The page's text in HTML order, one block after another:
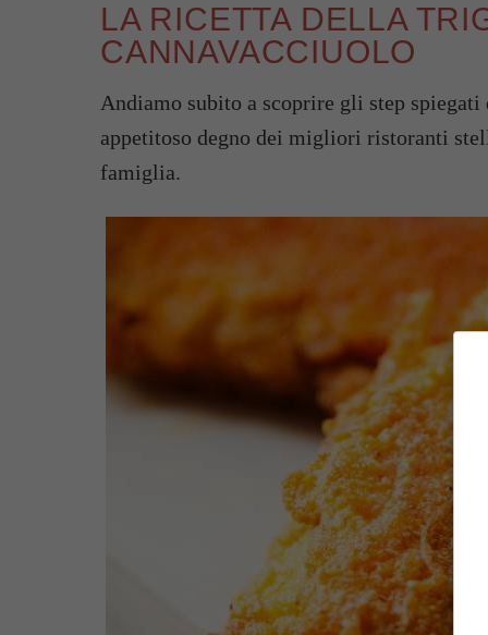
LA RICETTA DELLA
CANNAVACCIUOLO
Andiamo subito a scoprire gli step
appetitoso degno dei migliori ristoranti
famiglia.